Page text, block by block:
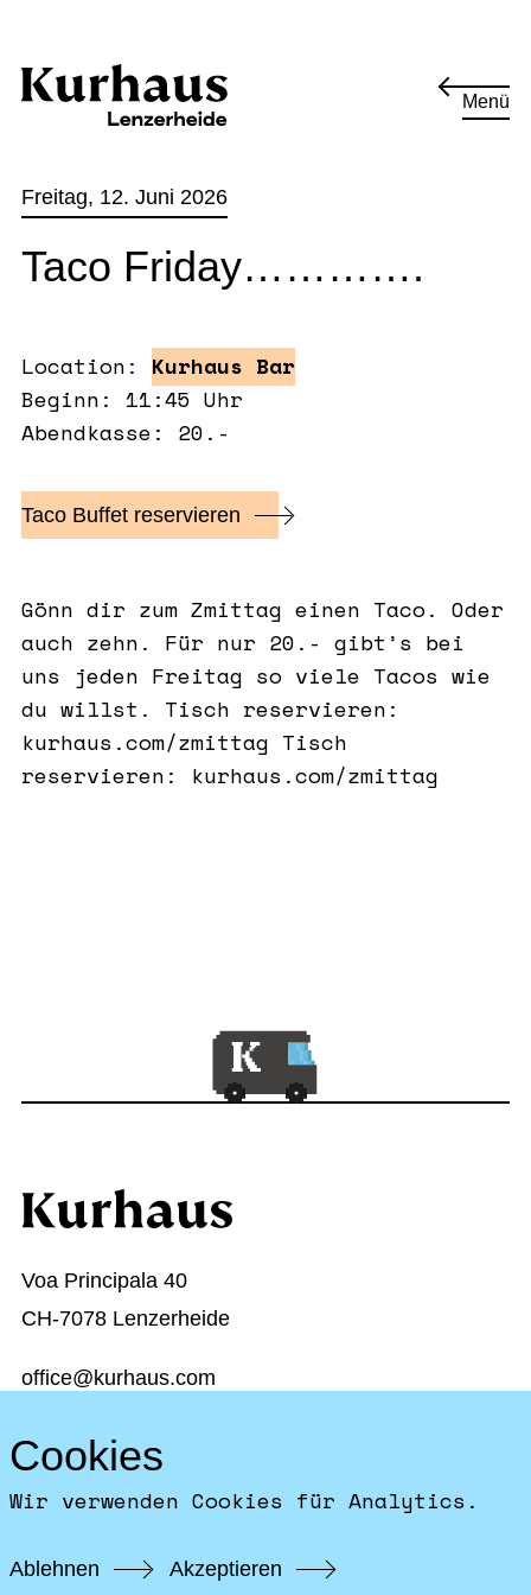
Menü
Freitag, 12. Juni 2026
Taco Friday………….
Location: Kurhaus Bar
Beginn: 11:45 Uhr
Abendkasse: 20.-
Taco Buffet reservieren
Gönn dir zum Zmittag einen Taco. Oder
auch zehn. Für nur 20.- gibt’s bei
uns jeden Freitag so viele Tacos wie
du willst. Tisch reservieren:
kurhaus.com/zmittag Tisch
reservieren: kurhaus.com/zmittag
Voa Principala 40
CH-7078 Lenzerheide
office@kurhaus.com
Startseite
Facebook
Impressum & Datenschutz
Cookies
Wir verwenden Cookies für Analytics.
Ablehnen Akzeptieren